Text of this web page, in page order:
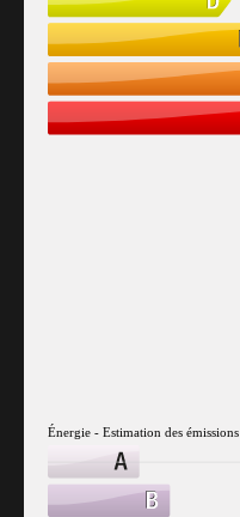
Énergie - Estimation des émissions